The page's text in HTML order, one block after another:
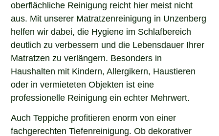
oberflächliche Reinigung reicht hier meist nicht
aus. Mit unserer Matratzenreinigung in Unzenberg
helfen wir dabei, die Hygiene im Schlafbereich
deutlich zu verbessern und die Lebensdauer Ihrer
Matratzen zu verlängern. Besonders in
Haushalten mit Kindern, Allergikern, Haustieren
oder in vermieteten Objekten ist eine
professionelle Reinigung ein echter Mehrwert.
Auch Teppiche profitieren enorm von einer
fachgerechten Tiefenreinigung. Ob dekorativer